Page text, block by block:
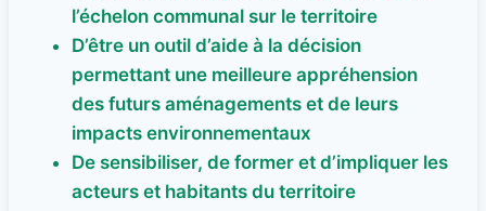
l’échelon communal sur le territoire
D’être un outil d’aide à la décision
permettant une meilleure appréhension
des futurs aménagements et de leurs
impacts environnementaux
De sensibiliser, de former et d’impliquer les
acteurs et habitants du territoire